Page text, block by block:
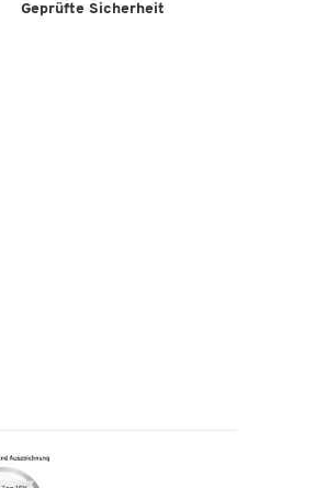
Geprüfte Sicherheit